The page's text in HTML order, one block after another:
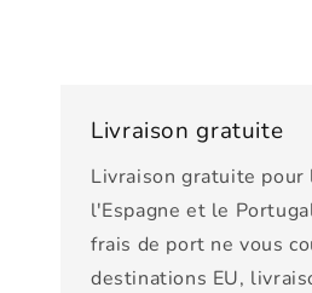
Livraison gratuite
Livraison gratuite pour
l'Espagne et le
frais de port ne vous
destinations EU,